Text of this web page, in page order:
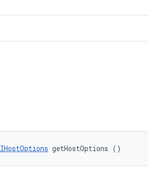
IHostOptions getHostOptions ()